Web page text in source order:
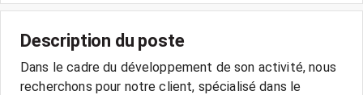
Description du poste
Dans le cadre du développement de son activité, nous
recherchons pour notre client, spécialisé dans le